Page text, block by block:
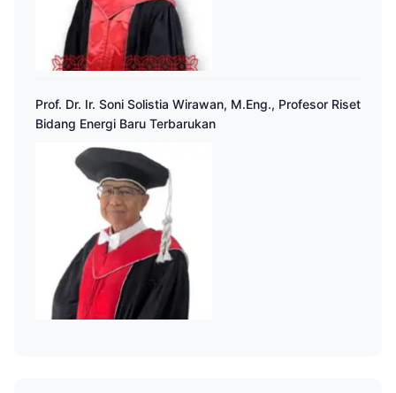
Prof. Dr. Ir. Soni Solistia Wirawan, M.Eng., Profesor Riset
Bidang Energi Baru Terbarukan